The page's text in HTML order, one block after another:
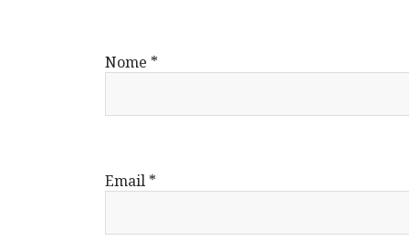
Nome *
Email *